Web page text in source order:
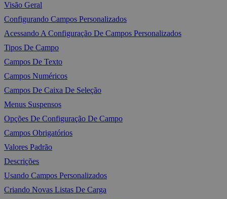
Visão Geral
Configurando Campos Personalizados
Acessando A Configuração De Campos Personalizados
Tipos De Campo
Campos De Texto
Campos Numéricos
Campos De Caixa De Seleção
Menus Suspensos
Opções De Configuração De Campo
Campos Obrigatórios
Valores Padrão
Descrições
Usando Campos Personalizados
Criando Novas Listas De Carga